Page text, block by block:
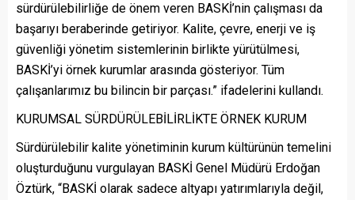
sürdürülebilirliğe de önem veren BASKİ’nin çalışması da
başarıyı beraberinde getiriyor. Kalite, çevre, enerji ve iş
güvenliği yönetim sistemlerinin birlikte yürütülmesi,
BASKİ’yi örnek kurumlar arasında gösteriyor. Tüm
çalışanlarımız bu bilincin bir parçası.” ifadelerini kullandı.
KURUMSAL SÜRDÜRÜLEBİLİRLİKTE ÖRNEK KURUM
Sürdürülebilir kalite yönetiminin kurum kültürünün temelini
oluşturduğunu vurgulayan BASKİ Genel Müdürü Erdoğan
Öztürk, “BASKİ olarak sadece altyapı yatırımlarıyla değil,